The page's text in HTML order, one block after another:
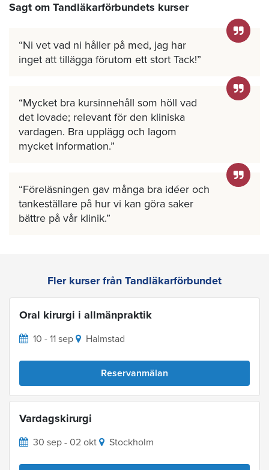
Sagt om Tandläkarförbundets kurser
Ni vet vad ni håller på med, jag har
inget att tillägga förutom ett stort Tack!
Mycket bra kursinnehåll som höll vad
det lovade; relevant för den kliniska
vardagen. Bra upplägg och lagom
mycket information.
Föreläsningen gav många bra idéer och
tankeställare på hur vi kan göra saker
bättre på vår klinik.
Fler kurser från Tandläkarförbundet
Oral kirurgi i allmänpraktik
10 - 11 sep Halmstad
Reservanmälan
Vardagskirurgi
30 sep - 02 okt Stockholm